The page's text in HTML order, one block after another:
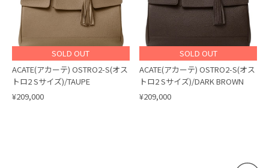
SOLD OUT
ACATE(アカーテ) OSTRO2-S(オス
トロ2 Sサイズ)/TAUPE
¥209,000
SOLD OUT
ACATE(アカーテ) OSTRO2-S(オス
トロ2 Sサイズ)/DARK BROWN
¥209,000